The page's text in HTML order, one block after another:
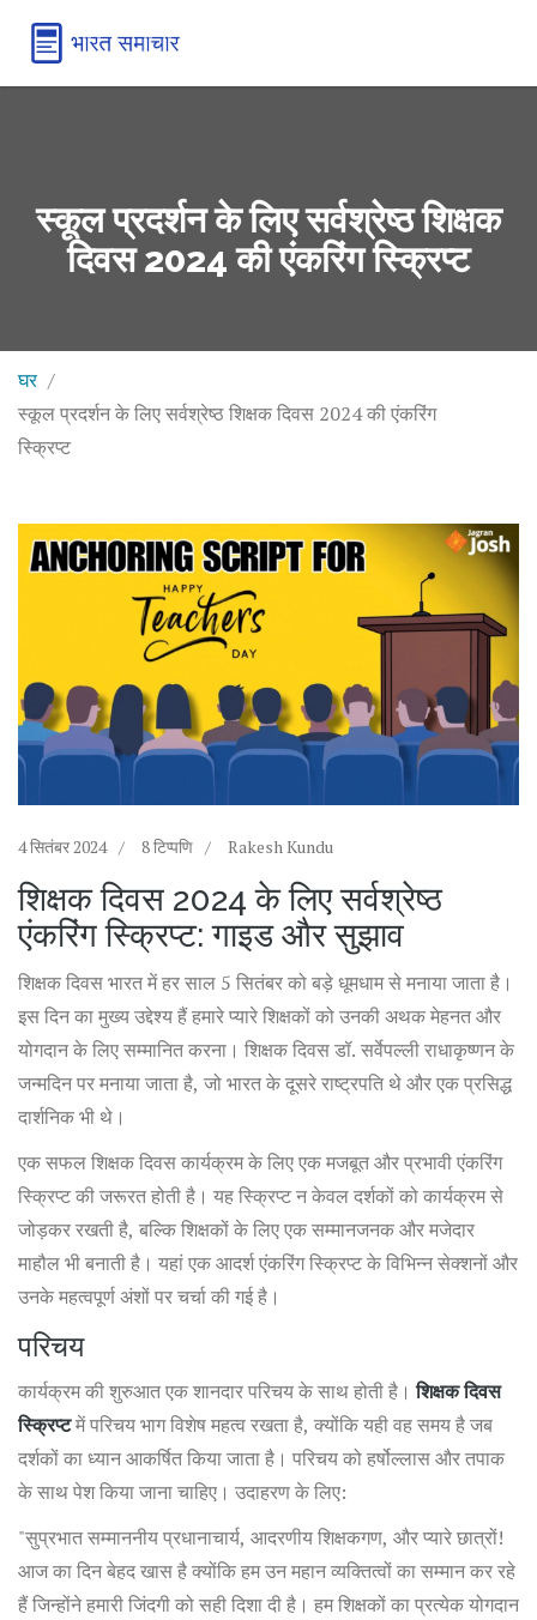
स्कूल प्रदर्शन के लिए सर्वश्रेष्ठ शिक्षक
दिवस 2024 की एंकरिंग स्क्रिप्ट
घर
स्कूल प्रदर्शन के लिए सर्वश्रेष्ठ शिक्षक दिवस 2024 की एंकरिंग
स्क्रिप्ट
4 सितंबर 2024 8 टिप्पणि Rakesh Kundu
शिक्षक दिवस 2024 के लिए सर्वश्रेष्ठ
एंकरिंग स्क्रिप्ट: गाइड और सुझाव
शिक्षक दिवस भारत में हर साल 5 सितंबर को बड़े धूमधाम से मनाया जाता है।
इस दिन का मुख्य उद्देश्य हैं हमारे प्यारे शिक्षकों को उनकी अथक मेहनत और
योगदान के लिए सम्मानित करना। शिक्षक दिवस डॉ. सर्वेपल्ली राधाकृष्णन के
जन्मदिन पर मनाया जाता है, जो भारत के दूसरे राष्ट्रपति थे और एक प्रसिद्ध
दार्शनिक भी थे।
एक सफल शिक्षक दिवस कार्यक्रम के लिए एक मजबूत और प्रभावी एंकरिंग
स्क्रिप्ट की जरूरत होती है। यह स्क्रिप्ट न केवल दर्शकों को कार्यक्रम से
जोड़कर रखती है, बल्कि शिक्षकों के लिए एक सम्मानजनक और मजेदार
माहौल भी बनाती है। यहां एक आदर्श एंकरिंग स्क्रिप्ट के विभिन्न सेक्शनों और
उनके महत्वपूर्ण अंशों पर चर्चा की गई है।
परिचय
कार्यक्रम की शुरुआत एक शानदार परिचय के साथ होती है।शिक्षक दिवस
स्क्रिप्टमें परिचय भाग विशेष महत्व रखता है, क्योंकि यही वह समय है जब
दर्शकों का ध्यान आकर्षित किया जाता है। परिचय को हर्षोल्लास और तपाक
के साथ पेश किया जाना चाहिए। उदाहरण के लिए:
"सुप्रभात सम्माननीय प्रधानाचार्य, आदरणीय शिक्षकगण, और प्यारे छात्रों!
आज का दिन बेहद खास है क्योंकि हम उन महान व्यक्तित्वों का सम्मान कर रहे
हैं जिन्होंने हमारी जिंदगी को सही दिशा दी है। हम शिक्षकों का प्रत्येक योगदान